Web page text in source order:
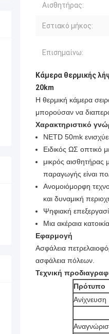
Αισθητήρας:
Εστιακό μήκος:
Επισημαίνω:
Κάμερα θερμικής
20km
Η θερμική κάμερα
μπορούσαν να
Χαρακτηριστικό
NETD 50mk
Ειδικός ΩΣ οπτικό
μικρός αισθητήρας
παραγωγής είναι
Ανομοιόμορφη
και δυναμική
Ψηφιακή
Μια ακέραια
Εφαρμογή
Ασφάλεια
ασφάλεια πόλεων.
Τεχνική
Πρότυπο
Ανίχνευση